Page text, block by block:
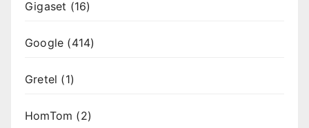
Gigaset (16)
Google (414)
Gretel (1)
HomTom (2)